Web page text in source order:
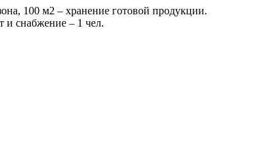
100 м2 – хранение готовой продукции.
и снабжение – 1 чел.